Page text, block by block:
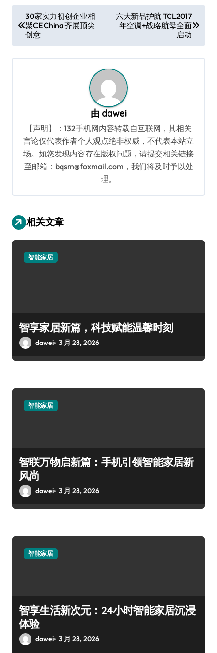
章
导
航
30家实力初创企业相
聚CE China 齐展顶尖
创意
六大新品护航 TCL2017
年空调+战略航母全面
启动
由 dawei
【声明】：132手机网内容转载自互联网，其相关
言论仅代表作者个人观点绝非权威，不代表本站立
场。如您发现内容存在版权问题，请提交相关链接
至邮箱：bqsm@foxmail.com，我们将及时予以处
理。
相关文章
智能家居
智享家居新篇，科技赋能温馨时刻
dawei 3 月 28, 2026
智能家居
智联万物启新篇：手机引领智能家居新
风尚
dawei 3 月 28, 2026
智能家居
智享生活新次元：24小时智能家居沉浸
体验
dawei 3 月 28, 2026